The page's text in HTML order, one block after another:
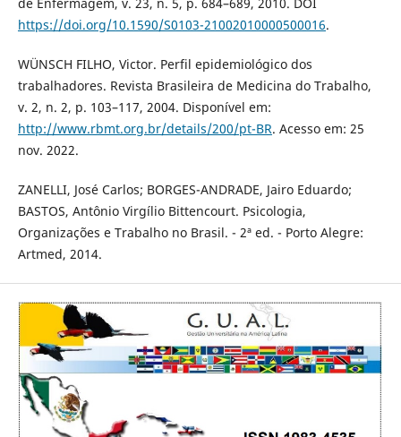
https://doi.org/10.1590/S0103-21002010000500016.
WÜNSCH FILHO, Victor. Perfil epidemiológico dos
trabalhadores. Revista Brasileira de Medicina do Trabalho,
v. 2, n. 2, p. 103–117, 2004. Disponível em:
http://www.rbmt.org.br/details/200/pt-BR. Acesso em: 25
nov. 2022.
ZANELLI, José Carlos; BORGES-ANDRADE, Jairo Eduardo;
BASTOS, Antônio Virgílio Bittencourt. Psicologia,
Organizações e Trabalho no Brasil. - 2ª ed. - Porto Alegre:
Artmed, 2014.